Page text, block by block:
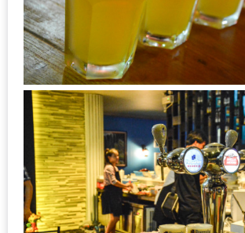
ทะเล
เผา
เชียงใหม่
งบ
ไม่
บาน
ปลาย
ไม่
เกิน